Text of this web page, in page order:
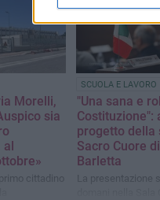
Morelli,
sia
cittadino
SCUOLA E LAVORO
"Una sana e
Costituzione":
progetto della
Sacro Cuore di
Barletta
La presentazione